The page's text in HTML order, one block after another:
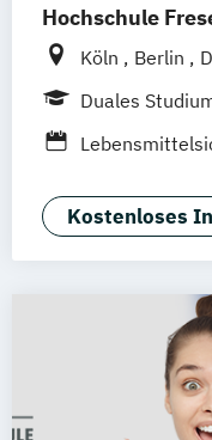
Hochschule
Köln Berlin
Hamburg
Hannover
Braunschweig
Duales
Kostenloses